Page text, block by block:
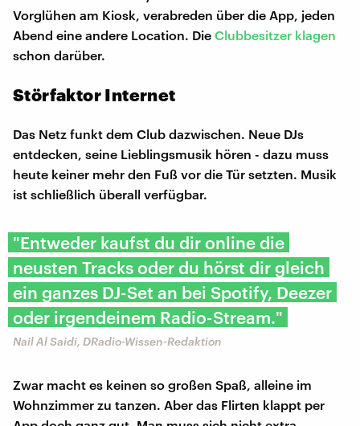
Vorglühen am Kiosk, verabreden über die App, jeden
Abend eine andere Location. Die Clubbesitzer klagen
schon darüber.
Störfaktor Internet
Das Netz funkt dem Club dazwischen. Neue DJs
entdecken, seine Lieblingsmusik hören - dazu muss
heute keiner mehr den Fuß vor die Tür setzten. Musik
ist schließlich überall verfügbar.
"Entweder kaufst du dir online die
neusten Tracks oder du hörst dir gleich
ein ganzes DJ-Set an bei Spotify, Deezer
oder irgendeinem Radio-Stream."
Nail Al Saidi, DRadio-Wissen-Redaktion
Zwar macht es keinen so großen Spaß, alleine im
Wohnzimmer zu tanzen. Aber das Flirten klappt per